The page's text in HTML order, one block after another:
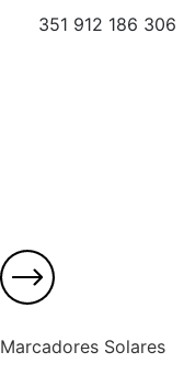
351 912 186 306
Marcadores Solares